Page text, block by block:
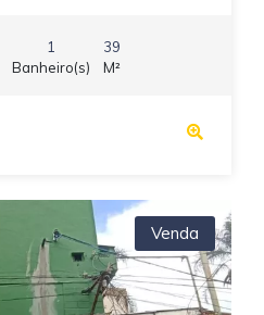
1
Banheiro(s)
39
M²
Venda